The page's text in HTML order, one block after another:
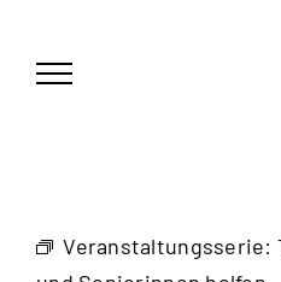
springen
Veranstaltungsserie: